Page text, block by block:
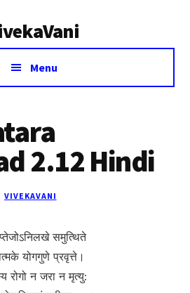
Menu
2.12 Hindi
VIVEKAVANI
समुत्थिते
योगगुणे प्रवृत्ते।
रोगो न जरा न मृत्यु: